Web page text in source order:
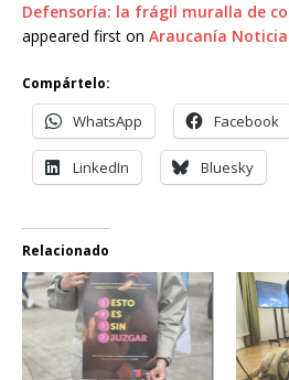
Defensoría: la frágil muralla de
appeared first on Araucanía
Compártelo:
WhatsApp Facebook
LinkedIn Bluesky
Relacionado